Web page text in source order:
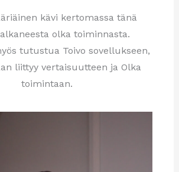
kävi kertomassa tänä
olka toiminnasta.
tutustua Toivo sovellukseen,
liittyy vertaisuutteen ja Olka
toimintaan.